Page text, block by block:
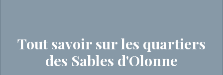
Tout savoir sur les quartiers
des Sables d'Olonne